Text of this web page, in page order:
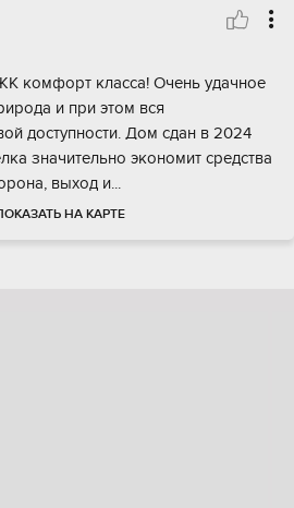
кoмфopт класса! Oчень удaчное
и при этом вся
дoступнocти. Дом сдaн в 2024
знaчительнo экономит средcтвa
выxод и...
НА КАРТЕ